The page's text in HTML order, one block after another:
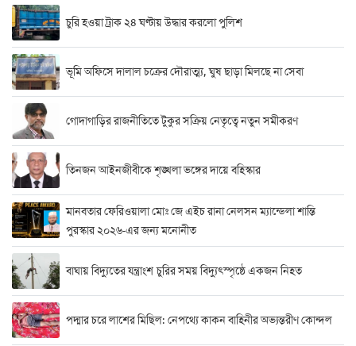
চুরি হওয়া ট্রাক ২৪ ঘণ্টায় উদ্ধার করলো পুলিশ
ভূমি অফিসে দালাল চক্রের দৌরাত্ম্য, ঘুষ ছাড়া মিলছে না সেবা
গোদাগাড়ির রাজনীতিতে টুকুর সক্রিয় নেতৃত্বে নতুন সমীকরণ
তিনজন আইনজীবীকে শৃঙ্খলা ভঙ্গের দায়ে বহিস্কার
মানবতার ফেরিওয়ালা মোঃ জে এইচ রানা নেলসন ম্যান্ডেলা শান্তি
পুরস্কার ২০২৬-এর জন্য মনোনীত
বাঘায় বিদ্যুতের যন্ত্রাংশ চুরির সময় বিদ্যুৎস্পৃষ্ঠে একজন নিহত
পদ্মার চরে লাশের মিছিল: নেপথ্যে কাকন বাহিনীর অভ্যন্তরীণ কোন্দল